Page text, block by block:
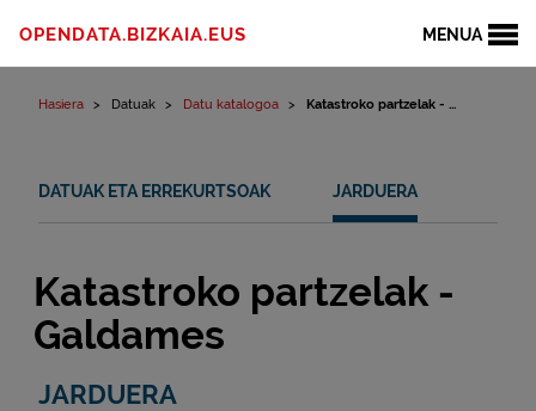
MENUA
OPENDATA.BIZKAIA.EUS
Hasiera Datuak Datu katalogoa Katastroko partzelak - ...
DATUAK ETA ERREKURTSOAK JARDUERA
Katastroko partzelak -
Galdames
JARDUERA